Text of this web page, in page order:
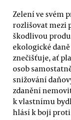
Zelení ve svém
rozlišovat mezi
škodlivou
ekologické
znečišťuje, ať
osob
snižování
zdanění
k vlastnímu
hlásí k boji